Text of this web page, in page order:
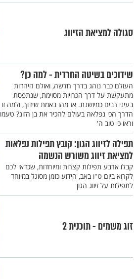
סגולה למציאת הזיווג
שידוכים בשיטה החרדית - למה כן?
העולם כבר נוהג בדרך חדשה, ואולם היהדות
מתעקשת על דרך הכרויות מסוימת, שנתפסת
בעיני רבים כמיושנת. אז מהו באמת שידוך, ולמה זו
הדרך הכי נפלאה בעולם להכיר את בן הזוג? טעמו
וראו כי טוב ה'
תפילה לזיווג הגון: קובץ תפילות נפלאות
למציאת זיווג משורש הנשמה
קבלו ארבע תפילות קצרות ומיוחדות, שכדאי לכם
לקרוא ביום ט"ו באב, הידוע כזמן מסוגל במיוחד
לתפילות על זיווג הגון
זוג משמים - תוכנית 2